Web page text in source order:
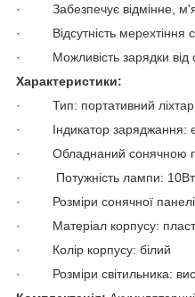
· Забезпечує відмінне,
· Відсутність мерехтіння
· Можливість зарядки від
Характеристики:
· Тип: портативний ліхтар
· Індикатор заряджання:
· Обладнаний сонячною
· Потужність лампи: 10Вт
· Розміри сонячної
· Матеріал корпусу:
· Колір корпусу: білий
· Розміри світильника: